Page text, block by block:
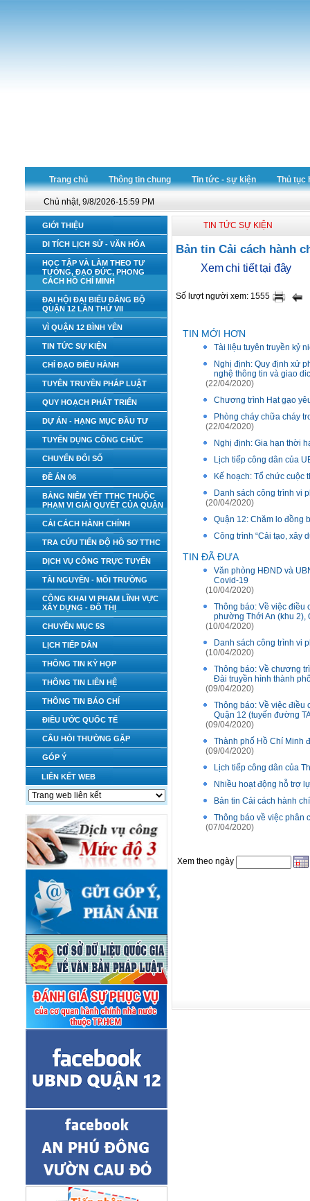
Trang chủ Thông tin chung Tin tức - sự kiện Thủ tục
Chủ nhật, 9/8/2026-15:59 PM
GIỚI THIỆU
DI TÍCH LỊCH SỬ - VĂN HÓA
HỌC TẬP VÀ LÀM THEO TƯ
TƯỞNG, ĐẠO ĐỨC, PHONG
CÁCH HỒ CHÍ MINH
ĐẠI HỘI ĐẠI BIỂU ĐẢNG BỘ
QUẬN 12 LẦN THỨ VII
VÌ QUẬN 12 BÌNH YÊN
TIN TỨC SỰ KIỆN
CHỈ ĐẠO ĐIỀU HÀNH
TUYÊN TRUYỀN PHÁP LUẬT
QUY HOẠCH PHÁT TRIỂN
DỰ ÁN - HẠNG MỤC ĐẦU TƯ
TUYỂN DỤNG CÔNG CHỨC
CHUYỂN ĐỔI SỐ
ĐỀ ÁN 06
BẢNG NIÊM YẾT TTHC THUỘC
PHẠM VI GIẢI QUYẾT CỦA QUẬN
CẢI CÁCH HÀNH CHÍNH
TRA CỨU TIẾN ĐỘ HỒ SƠ TTHC
DỊCH VỤ CÔNG TRỰC TUYẾN
TÀI NGUYÊN - MÔI TRƯỜNG
CÔNG KHAI VI PHẠM LĨNH VỰC
XÂY DỰNG - ĐÔ THỊ
CHUYÊN MỤC 5S
LỊCH TIẾP DÂN
THÔNG TIN KỲ HỌP
THÔNG TIN LIÊN HỆ
THÔNG TIN BÁO CHÍ
ĐIỀU ƯỚC QUỐC TẾ
CÂU HỎI THƯỜNG GẶP
GÓP Ý
LIÊN KẾT WEB
TIN TỨC SỰ KIỆN
Bản tin Cải cách hành
Xem chi tiết tại đây
Số lượt người xem: 1555
TIN MỚI HƠN
Tài liệu tuyên truyền kỷ
Nghị định: Quy định xử
nghệ thông tin và giao
(22/04/2020)
Chương trình Hạt gạo
Phòng cháy chữa cháy
(22/04/2020)
Nghị định: Gia hạn thời
Lịch tiếp công dân của
Kế hoạch: Tổ chức cuộc
Danh sách công trình vi
(20/04/2020)
Quận 12: Chăm lo đồng
Công trình “Cải tạo, xây
TIN ĐÃ ĐƯA
Văn phòng HĐND và
Covid-19
(10/04/2020)
Thông báo: Về việc điều
phường Thới An (khu 2),
(10/04/2020)
Danh sách công trình vi
(10/04/2020)
Thông báo: Về chương
Đài truyền hình thành
(09/04/2020)
Thông báo: Về việc điều
Quận 12 (tuyến đường
(09/04/2020)
Thành phố Hồ Chí Minh
(09/04/2020)
Lịch tiếp công dân của
Nhiều hoạt động hỗ trợ
Bản tin Cải cách hành
Thông báo về việc phân
(07/04/2020)
Xem theo ngày